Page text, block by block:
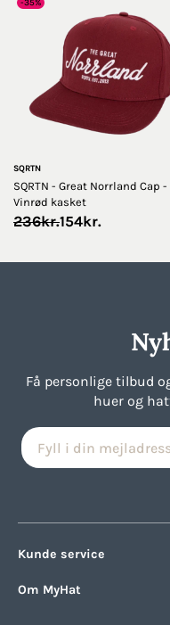
-35%
SQRTN
SQRTN - Great Norrland Cap -
Vinrød kasket
236kr.
Original
236kr..
154kr.
Current
154kr..
Få personlige tilbud
huer og
Kunde service
Om MyHat